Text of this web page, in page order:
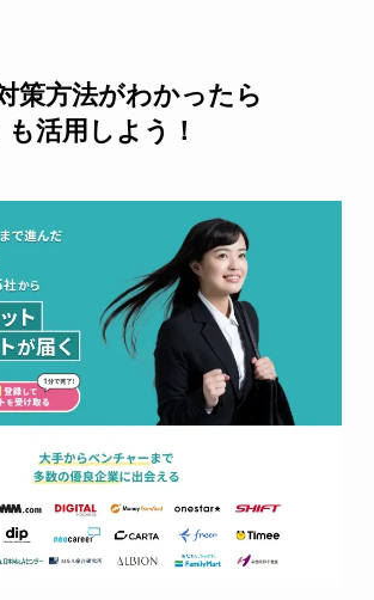
策方法がわかったら
も活用しよう！